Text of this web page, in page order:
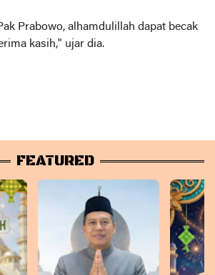
Prabowo, alhamdulillah dapat becak
kasih," ujar dia.
FEATURED